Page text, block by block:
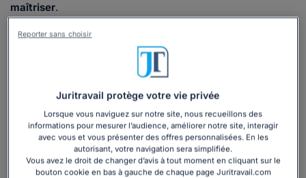
maîtriser.
Dans quel cas utiliser ce dossier sur l'activité
partielle (chômage partiel) ?
Contraint de réduire votre activité ou de fermer votre
Juritravail protège votre vie privée
Lorsque vous naviguez sur notre site, nous recueillons des
informations pour mesurer l’audience, améliorer notre site, interagir
avec vous et vous présenter des offres personnalisées. En les
autorisant, votre navigation sera simplifiée.
Vous avez le droit de changer d’avis à tout moment en cliquant sur le
bouton cookie en bas à gauche de chaque page Juritravail.com
Reporter sans choisir